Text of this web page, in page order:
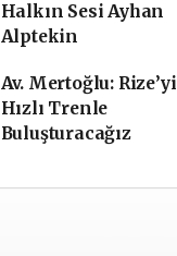
Halkın Sesi Ayhan
Alptekin
Av. Mertoğlu: Rize’yi
Hızlı Trenle
Buluşturacağız